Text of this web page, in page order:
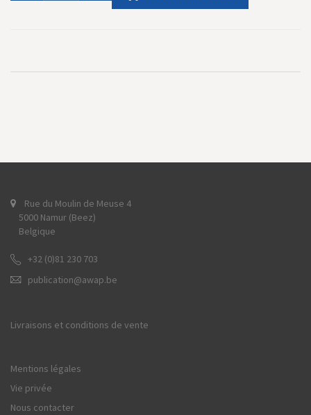
Rue du Moulin de Meuse 4
5000 Namur (Beez)
Belgique
+32 (0)81 230 703
publication@awap.be
Livraisons et conditions de vente
Mentions légales
Vie privée
Nous contacter